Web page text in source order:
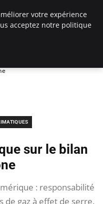
sur le bilan
: responsabilité
de gaz à effet de serre.
votre expérience
acceptez notre politique